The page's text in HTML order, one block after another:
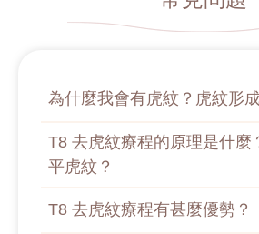
為什麼我會有虎紋？虎紋形
T8 去虎紋療程的原理是什麼
平虎紋？
T8 去虎紋療程有甚麼優勢？